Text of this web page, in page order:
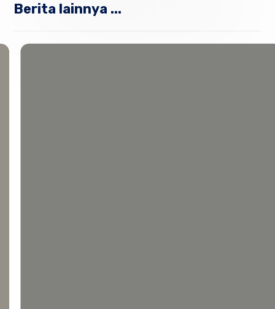
Berita lainnya ...